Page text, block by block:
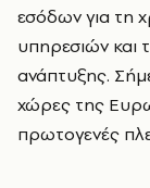
εσόδων για τη
υπηρεσιών και
ανάπτυξης.
χώρες της
πρωτογενές